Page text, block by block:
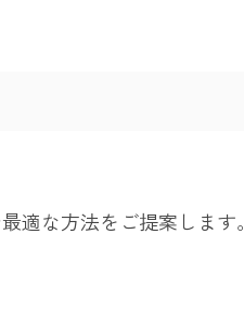
適な方法をご提案します。